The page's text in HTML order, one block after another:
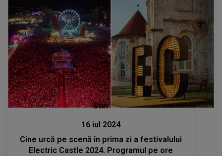
Stiri
16 iul 2024
Cine urcă pe scenă în prima zi a festivalului
Electric Castle 2024. Programul pe ore